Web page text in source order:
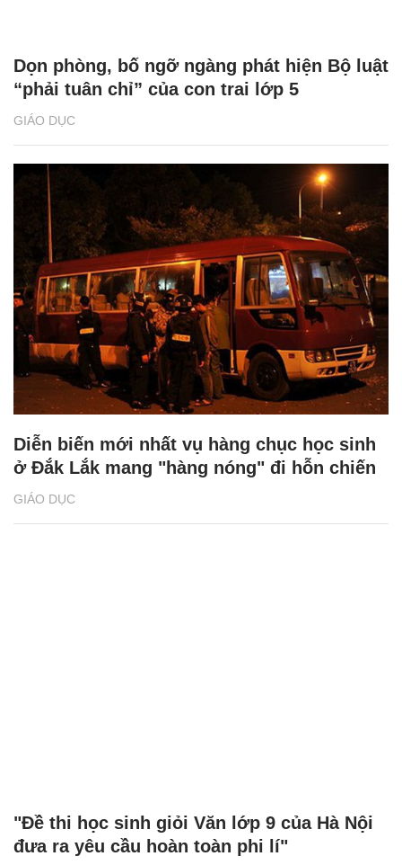
GIÁO DỤC
Dọn phòng, bố ngỡ ngàng phát hiện Bộ luật
“phải tuân chỉ” của con trai lớp 5
GIÁO DỤC
Diễn biến mới nhất vụ hàng chục học sinh
ở Đắk Lắk mang "hàng nóng" đi hỗn chiến
"Đề thi học sinh giỏi Văn lớp 9 của Hà Nội
đưa ra yêu cầu hoàn toàn phi lí"